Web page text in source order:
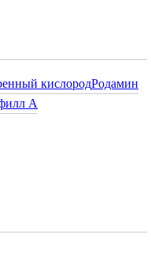
кислородРодамин
А